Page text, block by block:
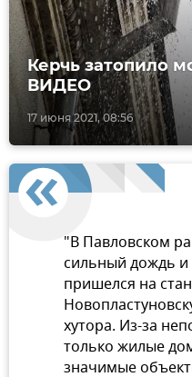
17 июня 2021, 08:56
Керчь затопило
ВИДЕО
"В Павловском
сильный дождь и
пришелся на
хутора. Из-за
только жилые
значимые